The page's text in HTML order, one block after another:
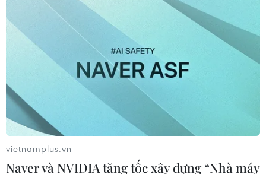
TIN CÙNG CHUYÊN MỤC
vietnamplus.vn
Naver và NVIDIA tăng tốc xây dựng “Nhà máy